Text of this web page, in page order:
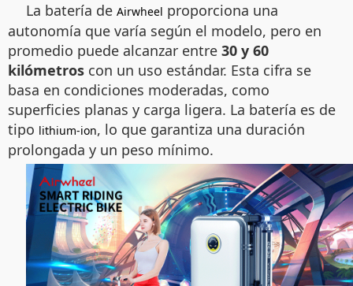
La batería de Airwheel proporciona una
autonomía que varía según el modelo, pero en
promedio puede alcanzar entre 30 y 60
kilómetros con un uso estándar. Esta cifra se
basa en condiciones moderadas, como
superficies planas y carga ligera. La batería es de
tipo lithium-ion, lo que garantiza una duración
prolongada y un peso mínimo.